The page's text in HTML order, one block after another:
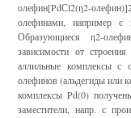
олефин[PdСl2(η2-
олефинами, например с
Образующиеся η2-
зависимости от
аллильные комплексы с
олефинов (альдегиды или
комплексы Pd(0)
заместители, напр. с